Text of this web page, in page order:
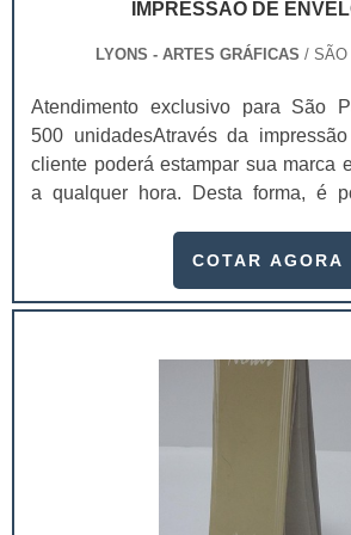
IMPRESSÃO DE
LYONS - ARTES GRÁFICAS / SÃO
Atendimento exclusivo para São
500 unidadesAtravés da
cliente poderá estampar sua marca
a qualquer hora. Desta forma, é
a impressão, uma empresa
serviçoFidelizar a
credibilidade;Personalizar
escritório.Utilizar envelopes para
folhetos, cartões, catálogos, entre
importante para não danificar
durante o percurso do transporte.
inseridas informações a respeito
COTAR AGORA